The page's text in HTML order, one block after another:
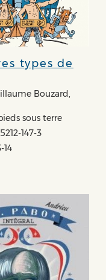
types de
Bouzard,
sous terre
147-3
14